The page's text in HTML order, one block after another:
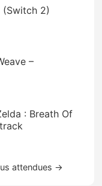
(Switch 2)
–
: Breath Of
attendues →